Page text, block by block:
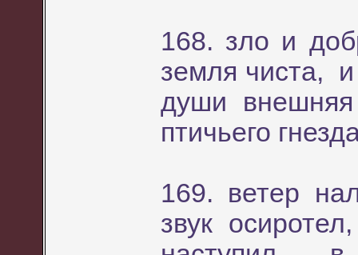
168. зло и
земля чиста,
души внешняя
птичьего
169. ветер
звук